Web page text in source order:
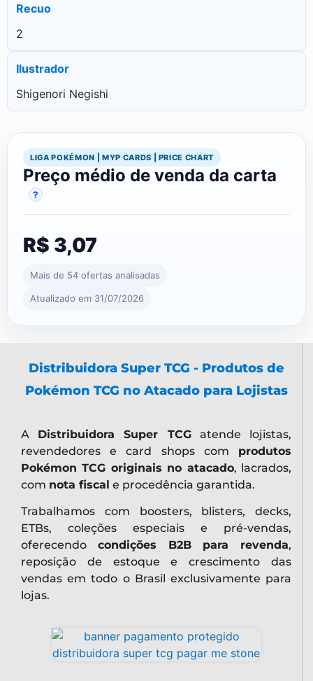
Recuo
2
Ilustrador
Shigenori Negishi
LIGA POKÉMON | MYP CARDS | PRICE CHART
Preço médio de venda da carta
?
R$ 3,07
Mais de 54 ofertas analisadas
Atualizado em 31/07/2026
Distribuidora Super TCG - Produtos de
Pokémon TCG no Atacado para Lojistas
A Distribuidora Super TCGatende lojistas,
revendedores e card shops com produtos
Pokémon TCG originais no atacado, lacrados,
com nota fiscal e procedência garantida.
Trabalhamos com boosters, blisters, decks,
ETBs, coleções especiais e pré-vendas,
oferecendo condições B2B para revenda,
reposição de estoque e crescimento das
vendas em todo o Brasil exclusivamente para
lojas.